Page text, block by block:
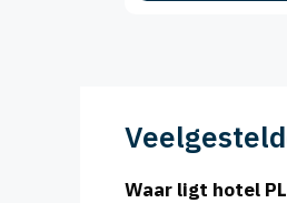
Waar ligt hotel